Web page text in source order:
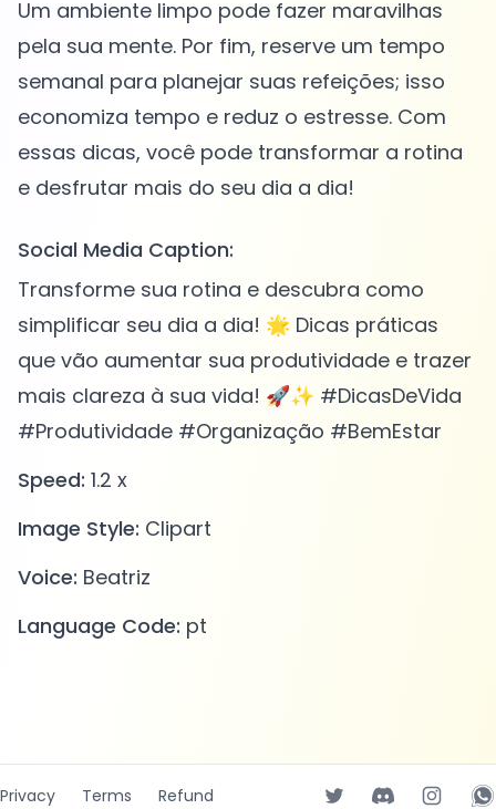
Um ambiente limpo pode fazer maravilhas
pela sua mente. Por fim, reserve um tempo
semanal para planejar suas refeições; isso
economiza tempo e reduz o estresse. Com
essas dicas, você pode transformar a rotina
Social Media Caption:
Transforme sua rotina e descubra como
simplificar seu dia a dia! 🌟 Dicas práticas
que vão aumentar sua produtividade e trazer
mais clareza à sua vida! 🚀✨ #DicasDeVida
#Produtividade #Organização #BemEstar
Speed: 1.2 x
Image Style: Clipart
Voice: Beatriz
Language Code: pt
Privacy Terms Refund